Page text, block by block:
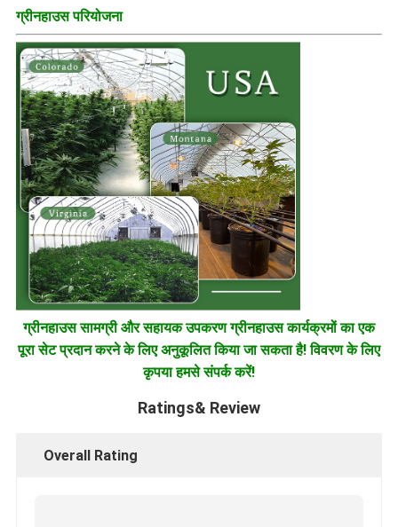
ग्रीनहाउस परियोजना
ग्रीनहाउस सामग्री और सहायक उपकरण ग्रीनहाउस कार्यक्रमों का एक
पूरा सेट प्रदान करने के लिए अनुकूलित किया जा सकता है! विवरण के लिए
कृपया हमसे संपर्क करें!
Ratings& Review
Overall Rating